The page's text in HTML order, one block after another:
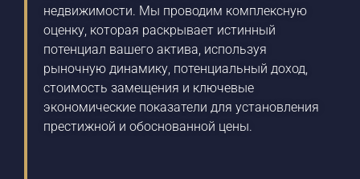
недвижимости. Мы проводим комплексную
оценку, которая раскрывает истинный
потенциал вашего актива, используя
рыночную динамику, потенциальный доход,
стоимость замещения и ключевые
экономические показатели для установления
престижной и обоснованной цены.